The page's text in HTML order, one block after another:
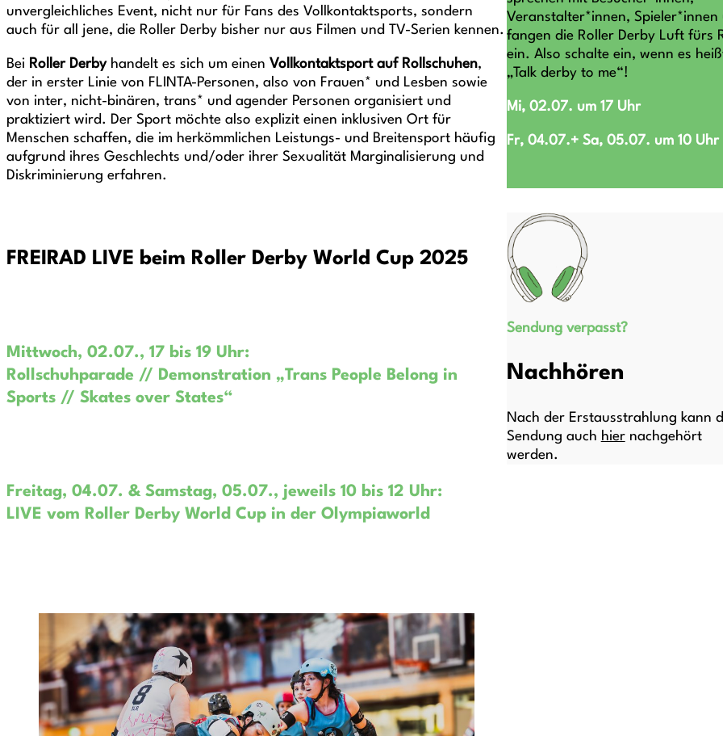
unvergleichliches Event, nicht nur für Fans des Vollkontaktsports, sondern
auch für all jene, die Roller Derby bisher nur aus Filmen und TV-Serien kennen.
Bei Roller Derbyhandelt es sich um einen Vollkontaktsport auf Rollschuhen,
der in erster Linie von FLINTA-Personen, also von Frauen* und Lesben sowie
von inter, nicht-binären, trans* und agender Personen organisiert und
praktiziert wird. Der Sport möchte also explizit einen inklusiven Ort für
Menschen schaffen, die im herkömmlichen Leistungs- und Breitensport häufig
aufgrund ihres Geschlechts und/oder ihrer Sexualität Marginalisierung und
Diskriminierung erfahren.
FREIRAD LIVE beim Roller Derby World Cup 2025
Mittwoch, 02.07., 17 bis 19 Uhr:
Rollschuhparade // Demonstration „Trans People Belong in
Sports // Skates over States“
Freitag, 04.07. & Samstag, 05.07., jeweils 10 bis 12 Uhr:
LIVE vom Roller Derby World Cup in der Olympiaworld
Veranstalter*innen, Spieler*innen
fangen die Roller Derby Luft fürs
ein. Also schalte ein, wenn es
„Talk derby to me“!
Mi, 02.07. um 17 Uhr
Fr, 04.07.+ Sa, 05.07. um 10 Uhr
Sendung verpasst?
Nachhören
Nach der Erstausstrahlung kann
Sendung auch hier nachgehört
werden.